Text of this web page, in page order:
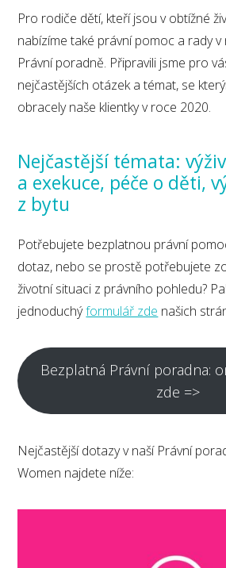
Pro rodiče dětí, kteří jsou v obtížné
nabízíme také právní pomoc a rady v
Právní poradně. Připravili jsme pro
nejčastějších otázek a témat, se
obracely naše klientky v roce 2020.
Nejčastější témata:
a exekuce, péče o děti,
z bytu
Potřebujete bezplatnou právní
dotaz, nebo se prostě potřebujete
životní situaci z právního pohledu?
jednoduchýformulář zde našich
Bezplatná Právní poradna:
zde =>
Nejčastější dotazy v naší Právní
Women najdete níže: